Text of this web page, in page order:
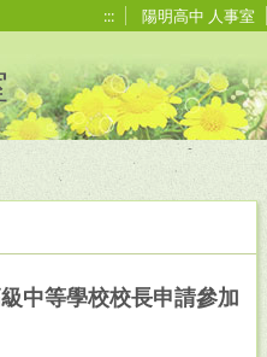
::: 陽明高中 人事室
中等學校校長申請參加